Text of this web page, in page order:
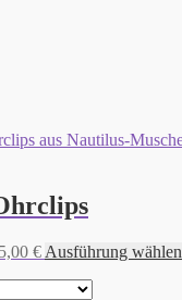
€Preisspanne:
Ausführung wählen